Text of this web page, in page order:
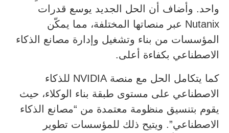
واحد. وأضاف أن الحل الجديد يوسع قدرات
Nutanix عبر منصاتها المختلفة، مما يمكّن
المؤسسات من بناء وتشغيل وإدارة مصانع الذكاء
الاصطناعي بكفاءة أعلى.
كما يتكامل الحل مع منصة NVIDIA للذكاء
الاصطناعي على مستوى طبقة بناء الوكلاء، حيث
يقوم بتنسيق منظومة معتمدة من “مصانع الذكاء
الاصطناعي”. ويتيح ذلك للمؤسسات تطوير